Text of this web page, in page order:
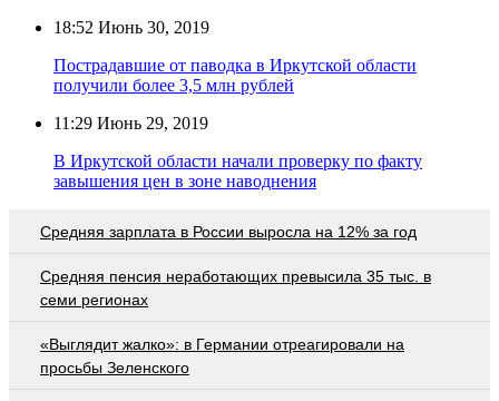
18:52 Июнь 30, 2019
Пострадавшие от паводка в Иркутской области
получили более 3,5 млн рублей
11:29 Июнь 29, 2019
В Иркутской области начали проверку по факту
завышения цен в зоне наводнения
Средняя зарплата в России выросла на 12% за год
Средняя пенсия неработающих превысила 35 тыс. в
семи регионах
«Выглядит жалко»: в Германии отреагировали на
просьбы Зеленского